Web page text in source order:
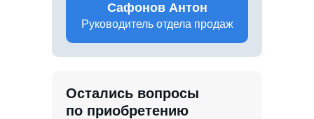
Остались вопросы
по приобретению
Сафонов Антон
Руководитель отдела продаж